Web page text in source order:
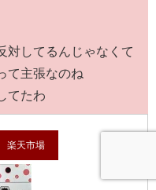
対してるんじゃなくて
て主張なのね
てたわ
楽天市場